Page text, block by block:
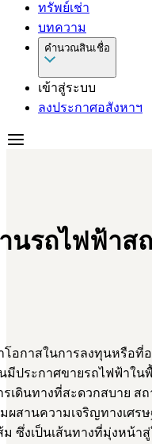
ทรัพย์เช่า
บทความ
คำนวณสินเชื่อ
เข้าสู่ระบบ
ลงประกาศอสังหาฯ
นรถไฟฟ้าส
อกาสในการลงทุนหรือ
ประกาศขายรถไฟฟ้าใ
ดินทางที่สะดวกสบาย ส
สานความเจริญทางเศร
ซึ่งเป็นเส้นทางที่มุ่งหน้